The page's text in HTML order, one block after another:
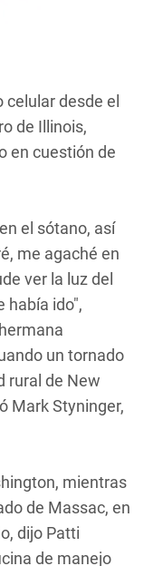
desde el
de Illinois,
en cuestión de
el sótano, así
me agaché en
ver la luz del
había ido",
un tornado
rural de New
Mark Styninger,
mientras
de Massac, en
dijo Patti
de manejo